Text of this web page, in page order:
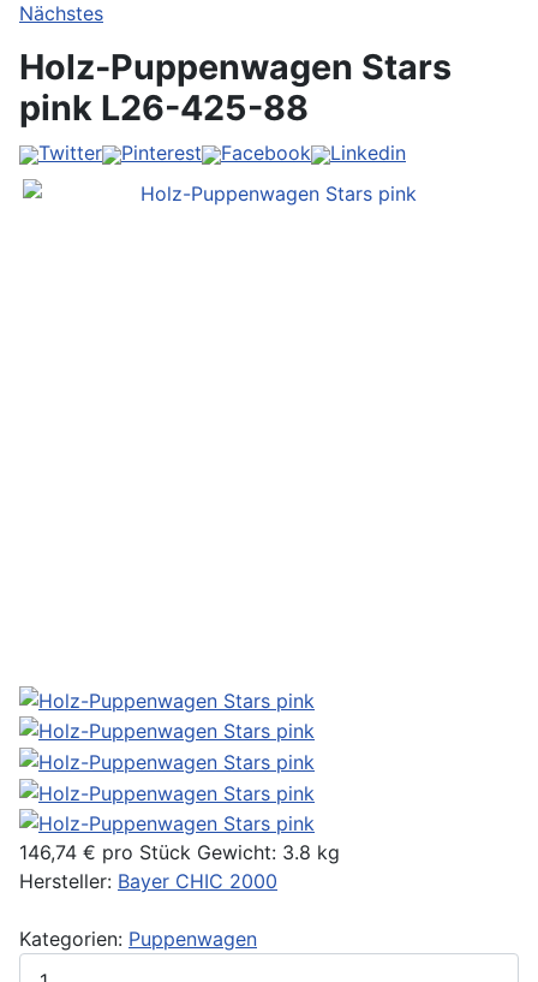
Nächstes
Holz-Puppenwagen Stars
pink L26-425-88
Twitter Pinterest Facebook
Linkedin
Vorher
Vorher
Vorher
Vorher
Vorher
146,74 € pro Stück Gewicht: 3.8 kg
Hersteller: Bayer CHIC 2000
Kategorien: Puppenwagen